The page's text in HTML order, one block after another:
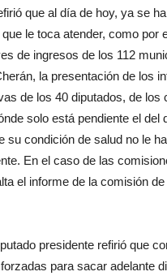
que al día de hoy, ya se
le toca atender, como por
de ingresos de los 112
la presentación de los
de los 40 diputados, de los
solo está pendiente el del
su condición de salud no le
En el caso de las
el informe de la comisión de
presidente refirió que
para sacar adelante